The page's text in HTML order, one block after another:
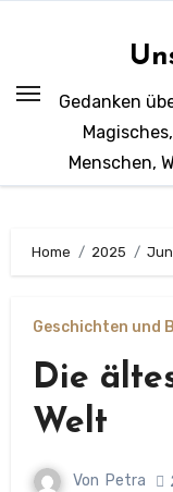
Gedanken
Menschen,
Home 2025
Geschichten und
Die
Welt
Von Petra